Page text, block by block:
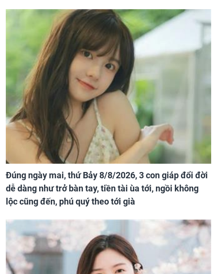
Đúng ngày mai, thứ Bảy 8/8/2026, 3 con giáp đổi đời
dễ dàng như trở bàn tay, tiền tài ùa tới, ngồi không
lộc cũng đến, phú quý theo tới già